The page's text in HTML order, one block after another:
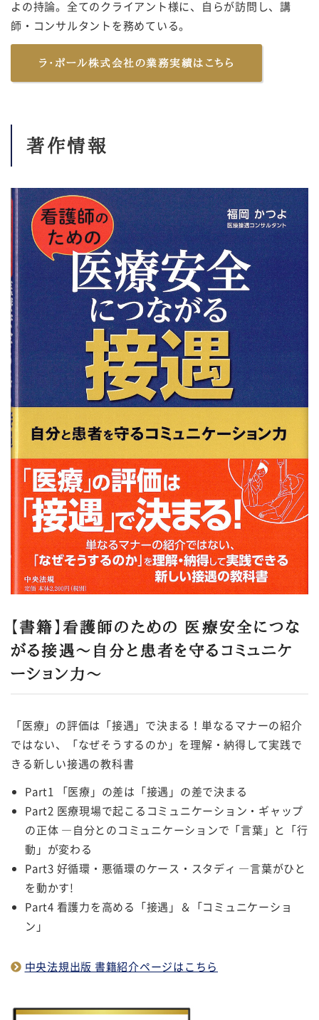
よの持論。全てのクライアント様に、自らが訪問し、講
師・コンサルタントを務めている。
ラ・ポール株式会社の業務実績はこちら
著作情報
【書籍】看護師のための 医療安全につな
がる接遇～自分と患者を守るコミュニケ
ーション力～
「医療」の評価は「接遇」で決まる！単なるマナーの紹介
ではない、「なぜそうするのか」を理解・納得して実践で
きる新しい接遇の教科書
Part1 「医療」の差は「接遇」の差で決まる
Part2 医療現場で起こるコミュニケーション・ギャップ
の正体 ―自分とのコミュニケーションで「言葉」と「行
動」が変わる
Part3 好循環・悪循環のケース・スタディ ―言葉がひと
を動かす!
Part4 看護力を高める「接遇」＆「コミュニケーショ
ン」
中央法規出版 書籍紹介ページはこちら